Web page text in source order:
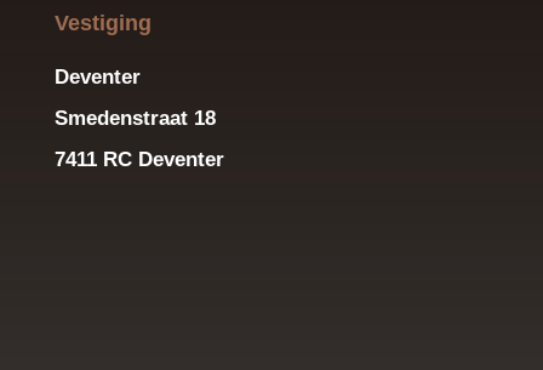
Vestiging
Deventer
Smedenstraat 18
7411 RC Deventer